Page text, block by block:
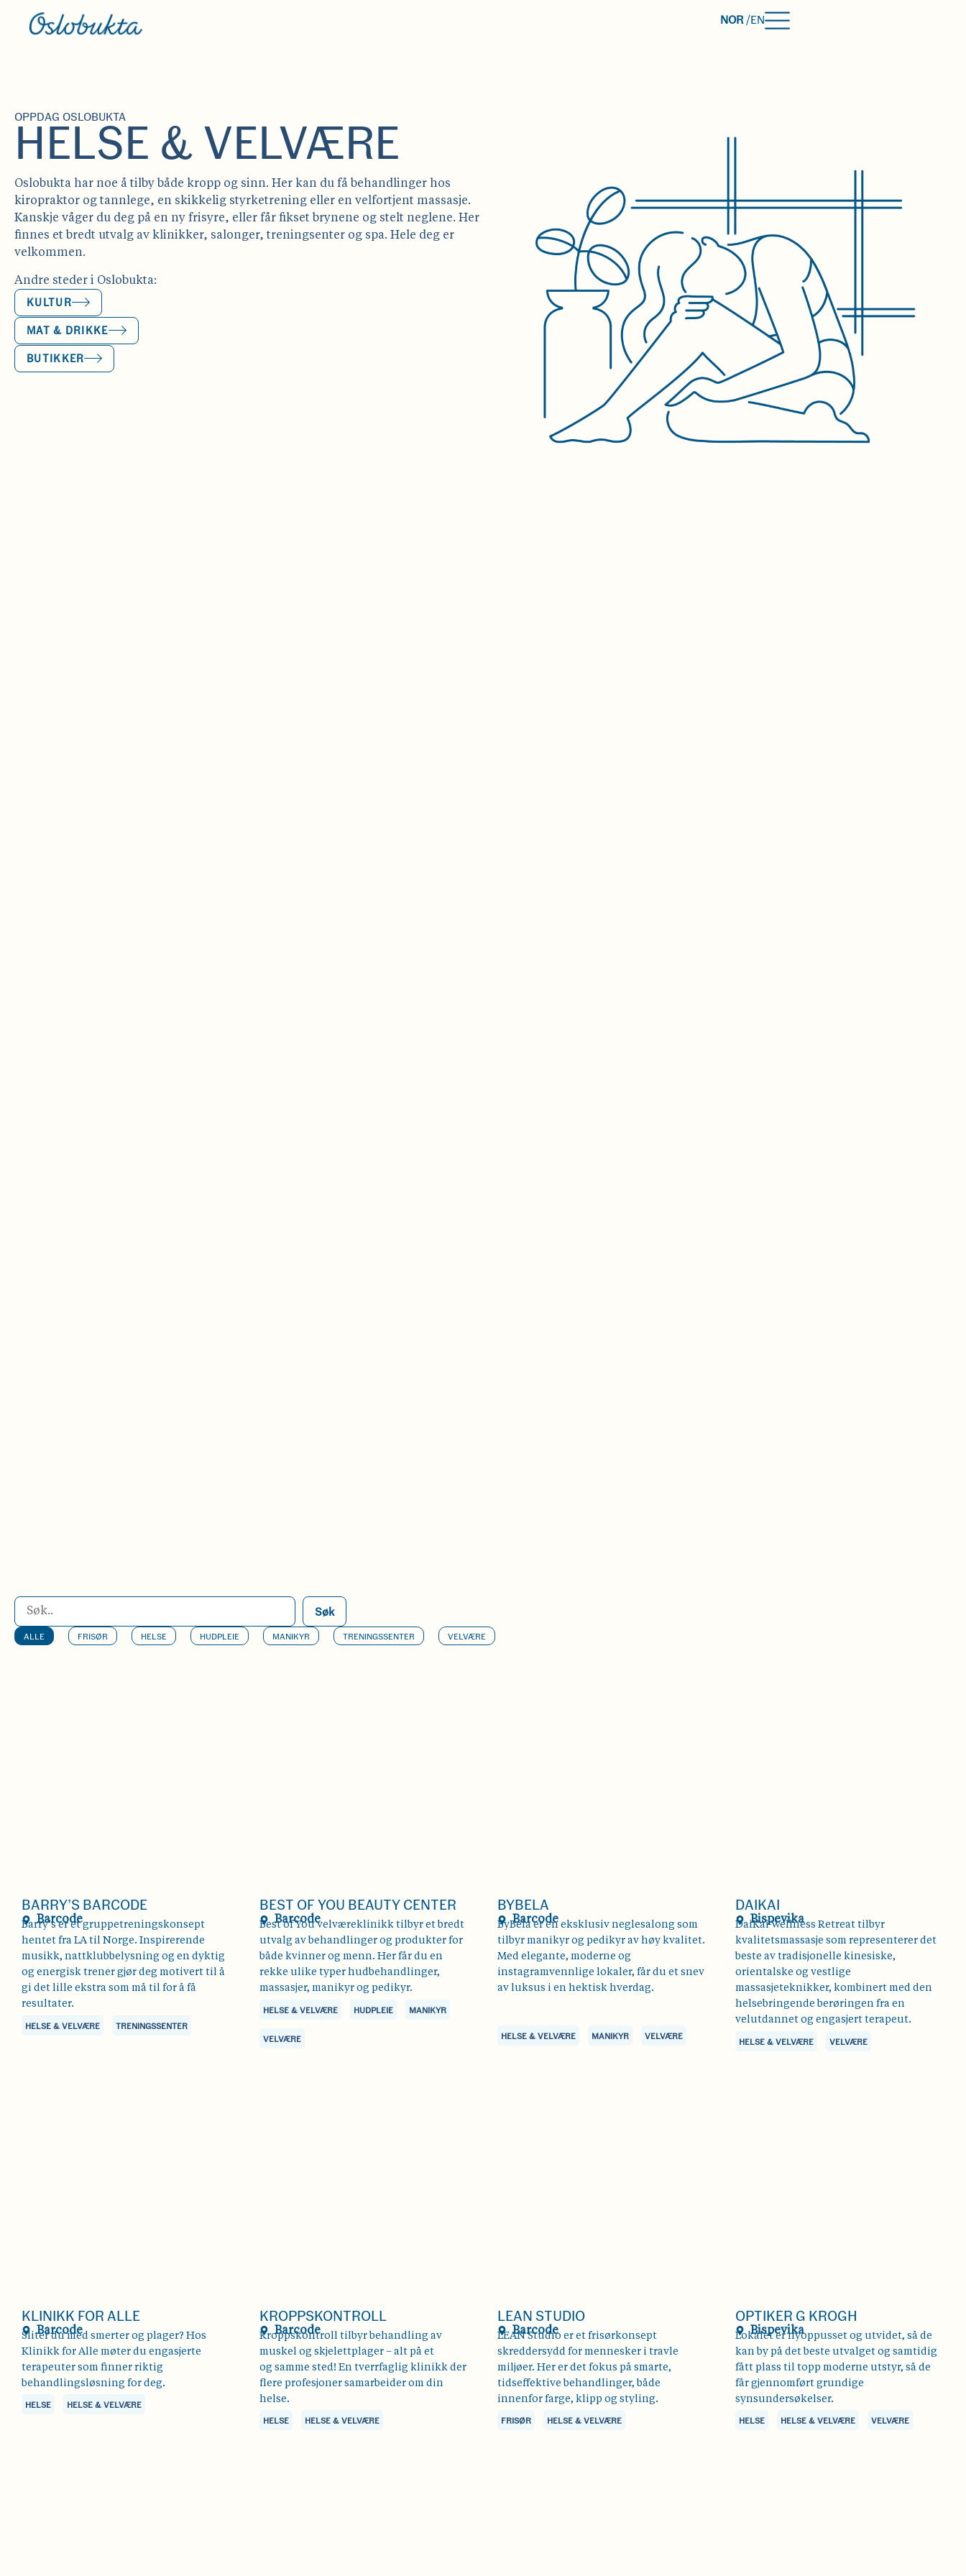
NOR /EN
OPPDAG OSLOBUKTA
HELSE & VELVÆRE
Oslobukta har noe å tilby både kropp og sinn. Her kan du få behandlinger hos
kiropraktor og tannlege, en skikkelig styrketrening eller en velfortjent massasje.
Kanskje våger du deg på en ny frisyre, eller får fikset brynene og stelt neglene. Her
finnes et bredt utvalg av klinikker, salonger, treningsenter og spa. Hele deg er
velkommen.
Andre steder i Oslobukta:
KULTUR
MAT & DRIKKE
BUTIKKER
Søk
ALLE FRISØR HELSE HUDPLEIE MANIKYR TRENINGSSENTER VELVÆRE
BARRY’S BARCODE
Barcode
Barry’s er et gruppetreningskonsept
hentet fra LA til Norge. Inspirerende
musikk, nattklubbelysning og en dyktig
og energisk trener gjør deg motivert til å
gi det lille ekstra som må til for å få
resultater.
HELSE & VELVÆRE TRENINGSSENTER
BEST OF YOU BEAUTY CENTER
Barcode
Best of You velværeklinikk tilbyr et bredt
utvalg av behandlinger og produkter for
både kvinner og menn. Her får du en
rekke ulike typer hudbehandlinger,
massasjer, manikyr og pedikyr.
HELSE & VELVÆRE HUDPLEIE MANIKYR
VELVÆRE
BYBELA
Barcode
ByBela er en eksklusiv neglesalong som
tilbyr manikyr og pedikyr av høy kvalitet.
Med elegante, moderne og
instagramvennlige lokaler, får du et snev
av luksus i en hektisk hverdag.
HELSE & VELVÆRE MANIKYR VELVÆRE
DAIKAI
Bispevika
DaiKai Wellness Retreat tilbyr
kvalitetsmassasje som representerer det
beste av tradisjonelle kinesiske,
orientalske og vestlige
massasjeteknikker, kombinert med den
helsebringende berøringen fra en
velutdannet og engasjert terapeut.
HELSE & VELVÆRE VELVÆRE
KLINIKK FOR ALLE
Barcode
Sliter du med smerter og plager? Hos
Klinikk for Alle møter du engasjerte
terapeuter som finner riktig
behandlingsløsning for deg.
HELSE HELSE & VELVÆRE
KROPPSKONTROLL
Barcode
Kroppskontroll tilbyr behandling av
muskel og skjelettplager – alt på et
og samme sted! En tverrfaglig klinikk der
flere profesjoner samarbeider om din
helse.
HELSE HELSE & VELVÆRE
LEAN STUDIO
Barcode
LEAN Studio er et frisørkonsept
skreddersydd for mennesker i travle
miljøer. Her er det fokus på smarte,
tidseffektive behandlinger, både
innenfor farge, klipp og styling.
FRISØR HELSE & VELVÆRE
OPTIKER G KROGH
Bispevika
Lokalet er nyoppusset og utvidet, så de
kan by på det beste utvalget og samtidig
fått plass til topp moderne utstyr, så de
får gjennomført grundige
synsundersøkelser.
HELSE HELSE & VELVÆRE VELVÆRE